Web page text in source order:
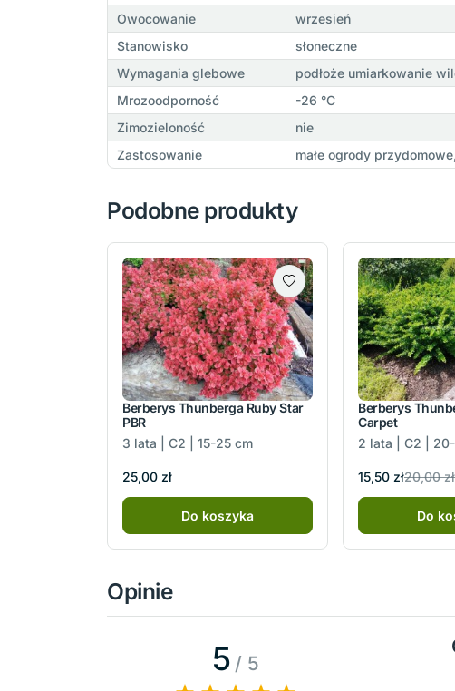
Owocowanie
wrzesień
Stanowisko
słoneczne
Wymagania glebowe
podłoże umiarkowanie
Mrozoodporność
-26 °C
Zimozieloność
nie
Zastosowanie
małe ogrody
Podobne produkty
Berberys Thunberga Ruby Star
PBR
3 lata | C2 | 15-25 cm
25,00 zł
Do koszyka
Berberys
Carpet
2 lata | C2 |
15,50 zł20,00 zł
Do
Opinie
5 / 5